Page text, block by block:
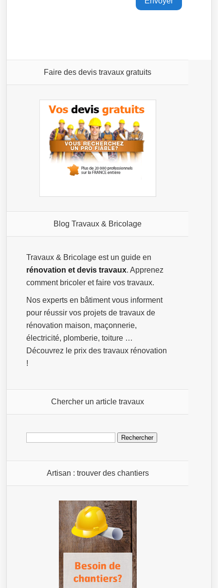
Faire des devis travaux gratuits
Blog Travaux & Bricolage
Travaux & Bricolage est un guide en
rénovation et devis travaux. Apprenez
comment bricoler et faire vos travaux.
Nos experts en bâtiment vous informent
pour réussir vos projets de travaux de
rénovation maison, maçonnerie,
électricité, plomberie, toiture …
Découvrez le prix des travaux rénovation
!
Chercher un article travaux
Rechercher :
Artisan : trouver des chantiers